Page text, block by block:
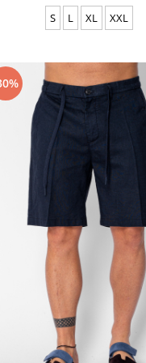
S L XL XXL